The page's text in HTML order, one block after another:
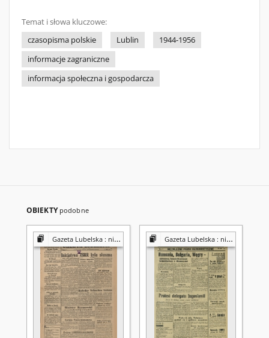
Temat i słowa kluczowe:
czasopisma polskie
Lublin
1944-1956
informacje zagraniczne
informacja społeczna i gospodarcza
OBIEKTY podobne
Gazeta Lubelska : niezależny organ demokratyczny Gazeta Lubelska : niezależny organ demokratyczny